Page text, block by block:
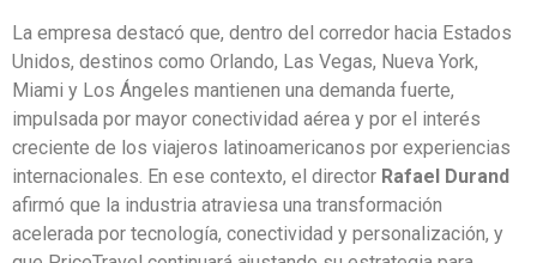
La empresa destacó que, dentro del corredor hacia Estados
Unidos, destinos como Orlando, Las Vegas, Nueva York,
Miami y Los Ángeles mantienen una demanda fuerte,
impulsada por mayor conectividad aérea y por el interés
creciente de los viajeros latinoamericanos por experiencias
internacionales. En ese contexto, el director Rafael Durand
afirmó que la industria atraviesa una transformación
acelerada por tecnología, conectividad y personalización, y